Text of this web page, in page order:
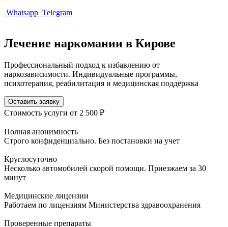
Whatsapp Telegram
Лечение наркомании в Кирове
Профессиональный подход к избавлению от
наркозависимости. Индивидуальные программы,
психотерапия, реабилитация и медицинская поддержка
Оставить заявку
Стоимость услуги от 2 500 ₽
Полная анонимность
Строго конфиденциально. Без постановки на учет
Круглосуточно
Несколько автомобилей скорой помощи. Приезжаем за 30
минут
Медицинские лицензии
Работаем по лицензиям Министерства здравоохранения
Проверенные препараты